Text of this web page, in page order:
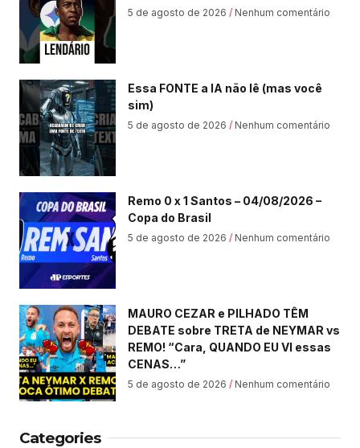
5 de agosto de 2026 Nenhum comentário
Essa FONTE a IA não lê (mas você
sim)
5 de agosto de 2026 Nenhum comentário
Remo 0 x 1 Santos – 04/08/2026 –
Copa do Brasil
5 de agosto de 2026 Nenhum comentário
MAURO CEZAR e PILHADO TÊM
DEBATE sobre TRETA de NEYMAR vs
REMO! “Cara, QUANDO EU VI essas
CENAS…”
5 de agosto de 2026 Nenhum comentário
Categories